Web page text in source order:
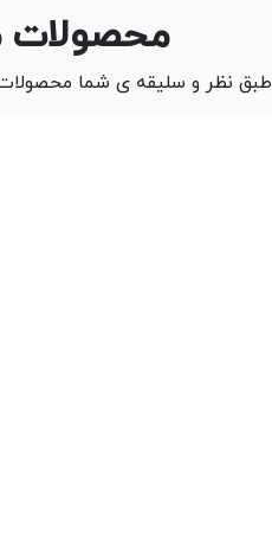
محصولات
طبق نظر و سلیقه ی شما محصولات